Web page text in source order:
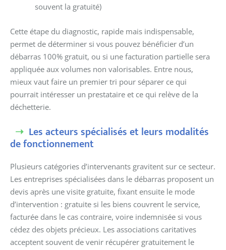
souvent la gratuité)
Cette étape du diagnostic, rapide mais indispensable,
permet de déterminer si vous pouvez bénéficier d’un
débarras 100% gratuit, ou si une facturation partielle sera
appliquée aux volumes non valorisables. Entre nous,
mieux vaut faire un premier tri pour séparer ce qui
pourrait intéresser un prestataire et ce qui relève de la
déchetterie.
Les acteurs spécialisés et leurs modalités
de fonctionnement
Plusieurs catégories d’intervenants gravitent sur ce secteur.
Les entreprises spécialisées dans le débarras proposent un
devis après une visite gratuite, fixant ensuite le mode
d’intervention : gratuite si les biens couvrent le service,
facturée dans le cas contraire, voire indemnisée si vous
cédez des objets précieux. Les associations caritatives
acceptent souvent de venir récupérer gratuitement le